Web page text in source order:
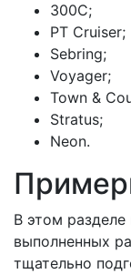
300C;
PT Cruiser;
Sebring;
Voyager;
Town &
Stratus;
Neon.
В этом
выполненных
тщательно